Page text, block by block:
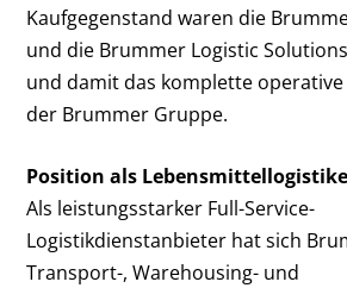
Kaufgegenstand waren die
und die Brummer Logistic
und damit das komplette
der Brummer Gruppe.
Position als
Als leistungsstarker Full-Service-
Logistikdienstanbieter hat sich
Transport-, Warehousing- und